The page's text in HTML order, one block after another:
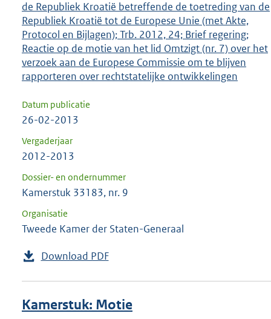
de Republiek Kroatië betreffende de toetreding van de
Republiek Kroatië tot de Europese Unie (met Akte,
Protocol en Bijlagen); Trb. 2012, 24; Brief regering;
Reactie op de motie van het lid Omtzigt (nr. 7) over het
verzoek aan de Europese Commissie om te blijven
rapporteren over rechtstatelijke ontwikkelingen
Datum publicatie
26-02-2013
Vergaderjaar
2012-2013
Dossier- en ondernummer
Kamerstuk 33183, nr. 9
Organisatie
Tweede Kamer der Staten-Generaal
Download PDF
Kamerstuk: Motie